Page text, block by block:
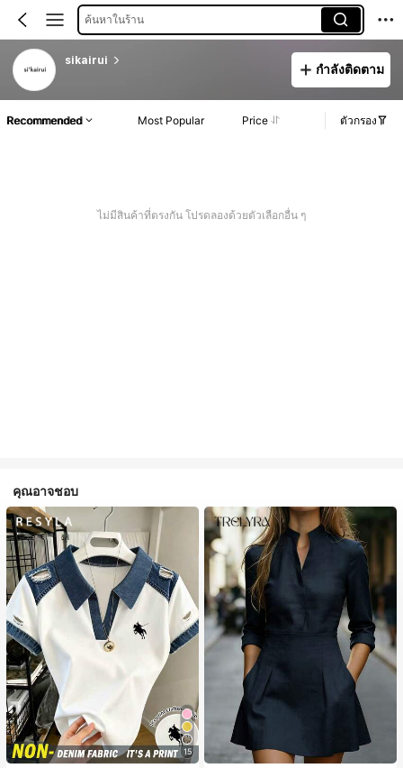
ค้นหาในร้าน
sikairui
กำลังติดตาม
Recommended Most Popular Price ตัวกรอง
ไม่มีสินค้าที่ตรงกัน โปรดลองด้วยตัวเลือกอื่น ๆ
คุณอาจชอบ
15